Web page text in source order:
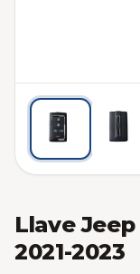
Llave
2021-2023